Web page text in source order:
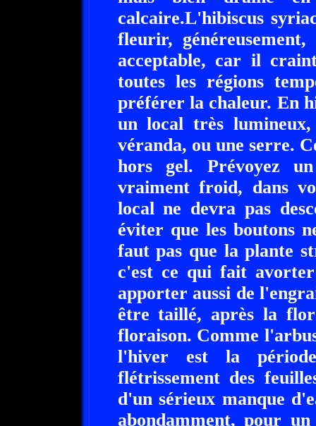
calcaire.L'hibiscus
fleurir,
acceptable, car il
toutes les régions
préférer la chaleur. En
un local très
véranda, ou une serre.
hors gel. Prévoyez
vraiment froid, dans
local ne devra pas
éviter que les boutons
faut pas que la plante
c'est ce qui fait
apporter aussi de
être taillé, après la
floraison. Comme
l'hiver est la
flétrissement des
d'un sérieux manque
abondamment, pour